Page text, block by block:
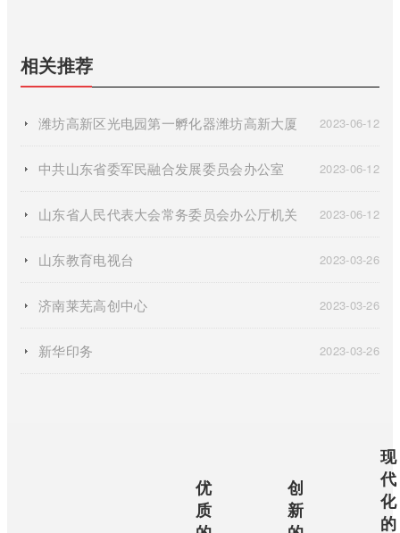
相关推荐
潍坊高新区光电园第一孵化器潍坊高新大厦 2023-06-12
中共山东省委军民融合发展委员会办公室 2023-06-12
山东省人民代表大会常务委员会办公厅机关 2023-06-12
山东教育电视台 2023-03-26
济南莱芜高创中心 2023-03-26
新华印务 2023-03-26
优
质
创
新
现
代
化
的